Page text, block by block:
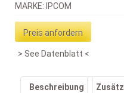
MARKE: IPCOM
Preis anfordern
See Datenblatt
Beschreibung